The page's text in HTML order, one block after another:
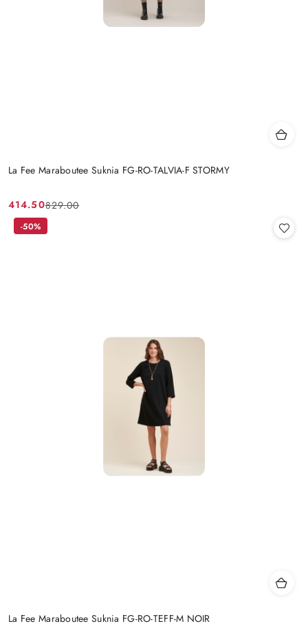
La Fee Maraboutee Suknia FG-RO-TALVIA-F STORMY
Cena
promocyjna:
414.50
Cena
przed
829.00
La Fee Maraboutee Suknia FG-RO-TEFF-M NOIR
-50%